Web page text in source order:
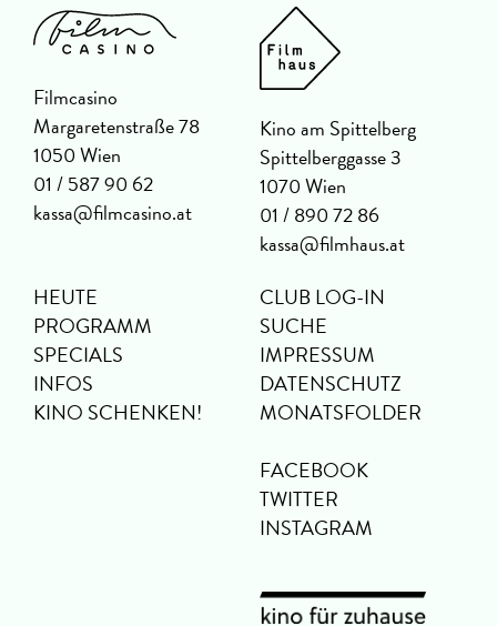
Filmcasino
Margaretenstraße 78
1050 Wien
01 / 587 90 62
kassa@filmcasino.at
Kino am Spittelberg
Spittelberggasse 3
1070 Wien
01 / 890 72 86
kassa@filmhaus.at
HEUTE
PROGRAMM
SPECIALS
INFOS
KINO SCHENKEN!
CLUB LOG-IN
SUCHE
IMPRESSUM
DATENSCHUTZ
MONATSFOLDER
FACEBOOK
TWITTER
INSTAGRAM